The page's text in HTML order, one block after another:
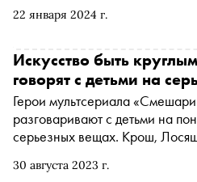
22 января 2024 г.
Шайхинурова мало кто верил.
мультсериала Мария
«Смешарики. История
разрешения издательства
отрывок
30 августа 2023 г.
Искусство быть
говорят с детьми на
Герои мультсериала
разговаривают с детьми на
серьезных вещах. Крош,
жизни и важности прощения.